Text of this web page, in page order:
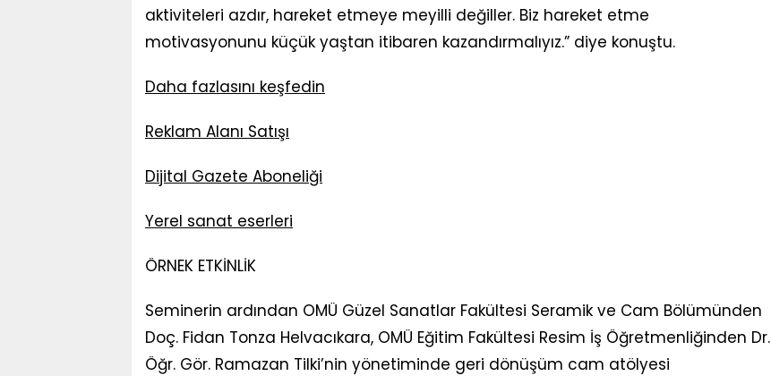
aktiviteleri azdır, hareket etmeye meyilli değiller. Biz hareket etme
motivasyonunu küçük yaştan itibaren kazandırmalıyız.” diye konuştu.
Daha fazlasını keşfedin
Reklam Alanı Satışı
Dijital Gazete Aboneliği
Yerel sanat eserleri
ÖRNEK ETKİNLİK
Seminerin ardından OMÜ Güzel Sanatlar Fakültesi Seramik ve Cam Bölümünden
Doç. Fidan Tonza Helvacıkara, OMÜ Eğitim Fakültesi Resim İş Öğretmenliğinden Dr.
Öğr. Gör. Ramazan Tilki’nin yönetiminde geri dönüşüm cam atölyesi